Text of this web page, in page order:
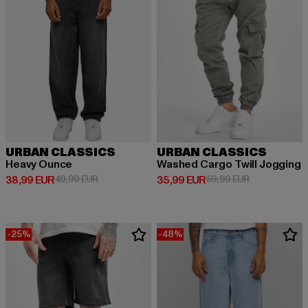
URBAN CLASSICS
Heavy Ounce
38,99 EUR
Derzeitiger Preis: 38,99 EUR
49,99 EURAktionspreis: 49,99 EUR
URBAN CLASSICS
Washed Cargo Twill Jogging
35,99 EUR
Derzeitiger Preis: 35,99 EUR
59,99 EURAktionspreis:
-25% -48%